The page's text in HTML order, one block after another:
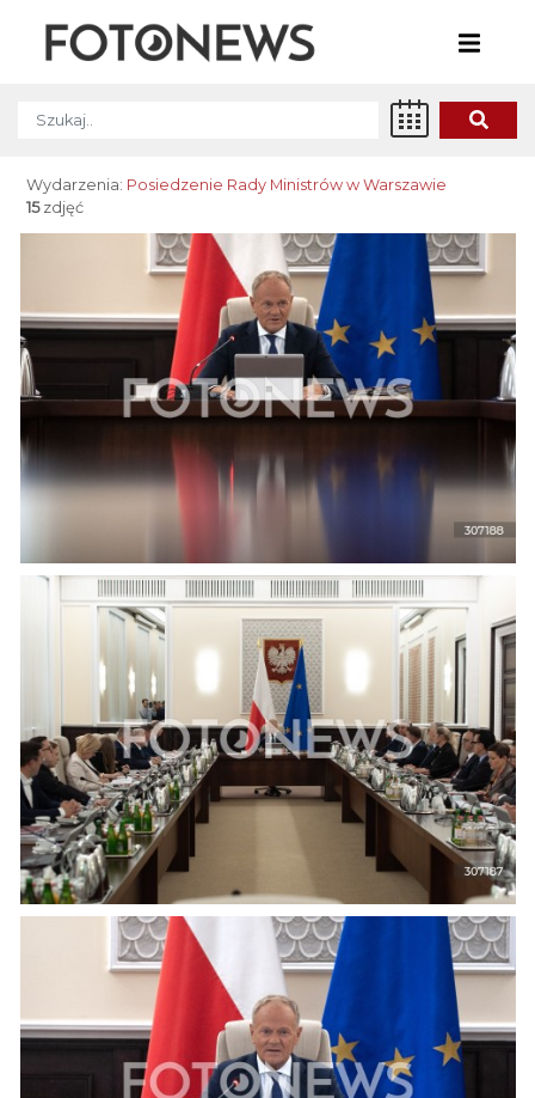
Wydarzenia: Posiedzenie Rady Ministrów w Warszawie
15zdjęć